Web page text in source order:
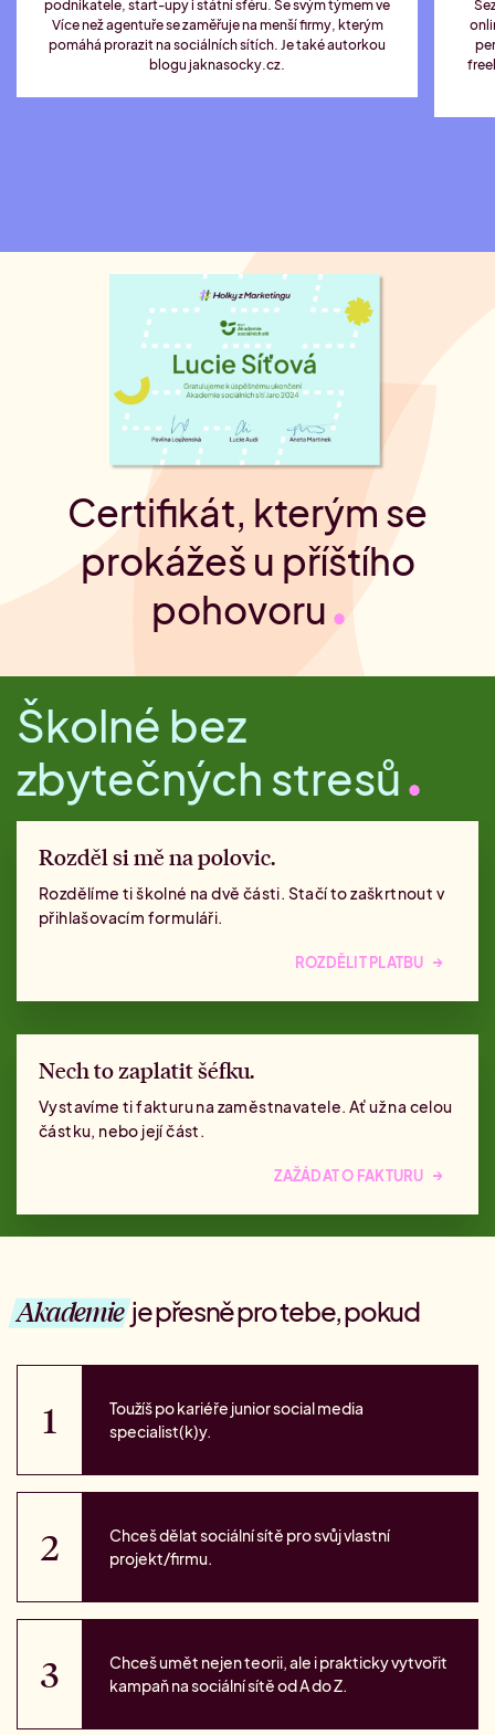
podnikatele, start-upy i státní sféru. Se svým týmem ve
Více než agentuře se zaměřuje na menší firmy, kterým
pomáhá prorazit na sociálních sítích. Je také autorkou
blogu jaknasocky.cz.
Certifikát, kterým se
prokážeš u příštího
pohovoru
Školné bez
zbytečných stresů
Rozděl si mě na polovic.
Rozdělíme ti školné na dvě části. Stačí to zaškrtnout v
přihlašovacím formuláři.
ROZDĚLIT PLATBU →
Nech to zaplatit šéfku.
Vystavíme ti fakturu na zaměstnavatele. Ať už na celou
částku, nebo její část.
ZAŽÁDAT O FAKTURU →
Akademieje přesně pro tebe, pokud
Toužíš po kariéře junior social media
specialist(k)y.
Chceš dělat sociální sítě pro svůj vlastní
projekt/firmu.
Chceš umět nejen teorii, ale i prakticky vytvořit
kampaň na sociální sítě od A do Z.